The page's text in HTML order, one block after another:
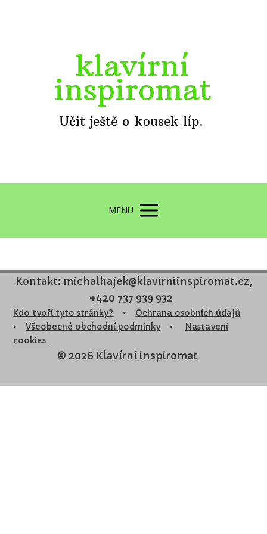
klavírní
inspiromat
Učit ještě o kousek líp.
MENU
Kontakt: michalhajek@klavirniinspiromat.cz,
+420 737 939 932
Kdo tvoří tyto stránky? •
Ochrana osobních údajů
•
Všeobecné obchodní podmínky • Nastavení
cookies
© 2026 Klavírní inspiromat